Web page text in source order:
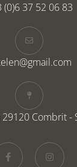
(0)6 37 52 06 83
Combrit -